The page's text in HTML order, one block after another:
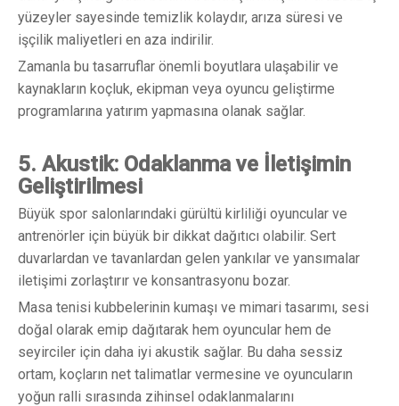
yüzeyler sayesinde temizlik kolaydır, arıza süresi ve
işçilik maliyetleri en aza indirilir.
Zamanla bu tasarruflar önemli boyutlara ulaşabilir ve
kaynakların koçluk, ekipman veya oyuncu geliştirme
programlarına yatırım yapmasına olanak sağlar.
5. Akustik: Odaklanma ve
İletişimin
Geliştirilmesi
Büyük spor salonlarındaki gürültü kirliliği oyuncular ve
antrenörler için büyük bir dikkat dağıtıcı olabilir. Sert
duvarlardan ve tavanlardan gelen yankılar ve yansımalar
iletişimi zorlaştırır ve konsantrasyonu bozar.
Masa tenisi kubbelerinin kumaşı ve mimari tasarımı, sesi
doğal olarak emip dağıtarak hem oyuncular hem de
seyirciler için daha iyi akustik sağlar. Bu daha sessiz
ortam, koçların net talimatlar vermesine ve oyuncuların
yoğun ralli sırasında zihinsel odaklanmalarını